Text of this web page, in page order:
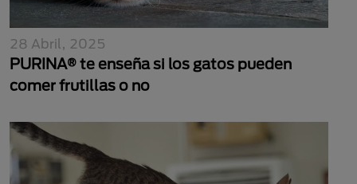
28 Abril, 2025
PURINA® te enseña si los gatos pueden
comer frutillas o no